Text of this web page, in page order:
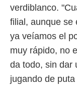
verdiblanco.
filial, aunque se
ya veíamos el
muy rápido, no
da todo, sin dar
jugando de